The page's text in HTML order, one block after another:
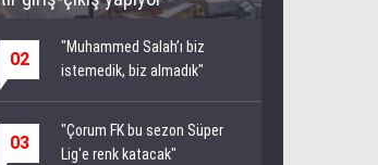
02
"Muhammed Salah’ı biz
istemedik, biz almadık"
03
"Çorum FK bu sezon Süper
Lig'e renk katacak"